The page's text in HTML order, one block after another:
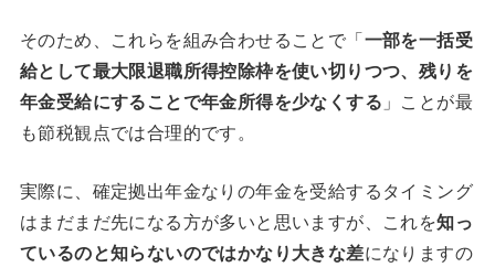
そのため、これらを組み合わせることで「一部を一括受
給として最大限退職所得控除枠を使い切りつつ、残りを
年金受給にすることで年金所得を少なくする 」ことが最
も節税観点では合理的です。
実際に、確定拠出年金なりの年金を受給するタイミング
はまだまだ先になる方が多いと思いますが、これを知っ
ているのと知らないのではかなり大きな差になりますの